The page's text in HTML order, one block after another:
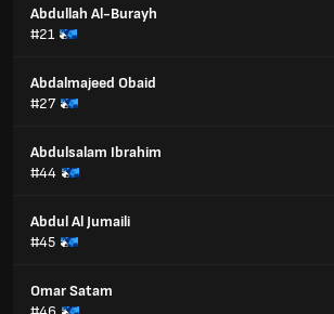
Abdullah Al-Burayh
#21
Abdalmajeed Obaid
#27
Abdulsalam Ibrahim
#44
Abdul Al Jumaili
#45
Omar Satam